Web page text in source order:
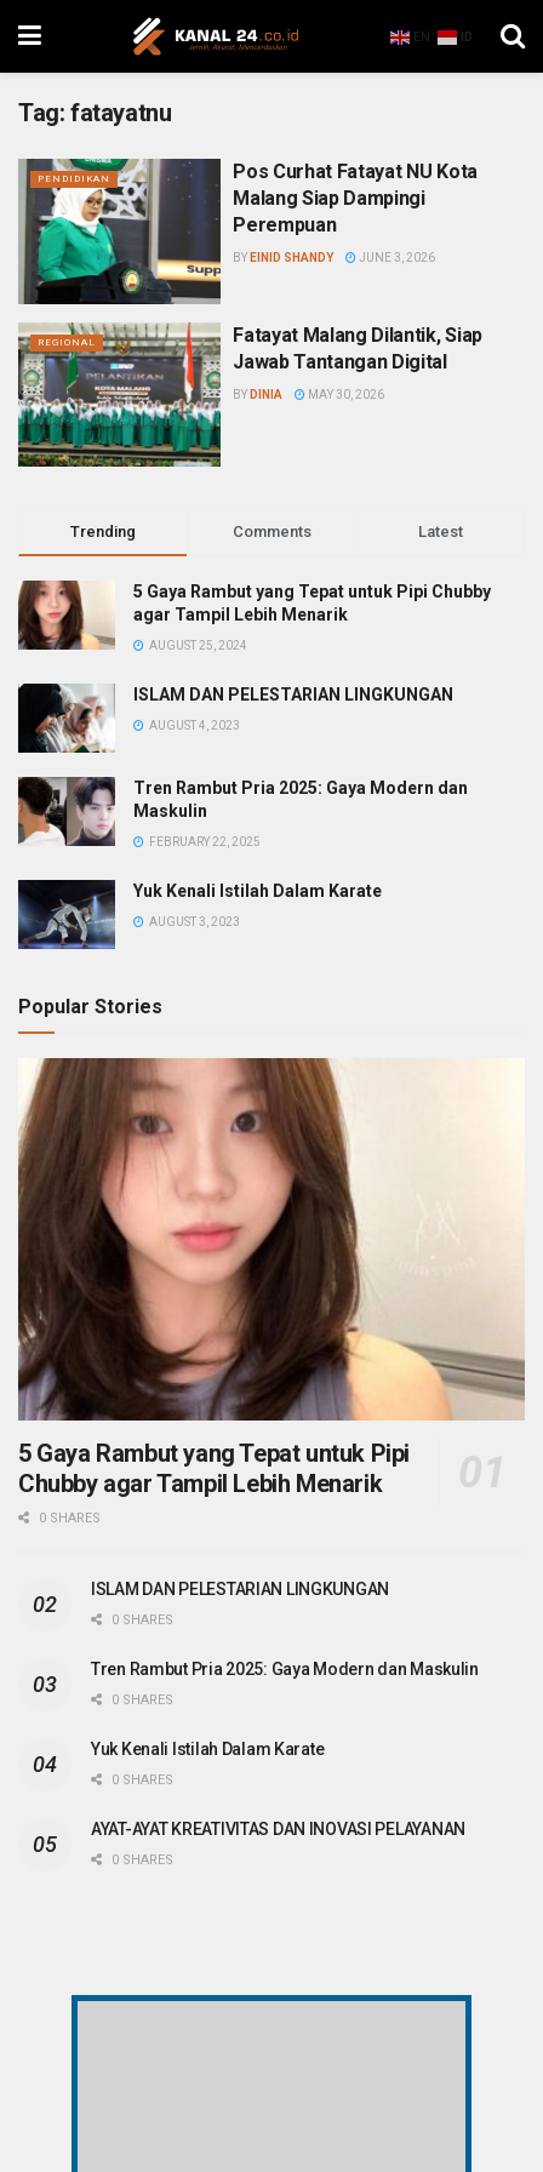
EN ID
Tag: fatayatnu
PENDIDIKAN
Pos Curhat Fatayat NU Kota
Malang Siap Dampingi
Perempuan
BY EINID SHANDY JUNE 3, 2026
REGIONAL
Fatayat Malang Dilantik, Siap
Jawab Tantangan Digital
BY DINIA MAY 30, 2026
Trending Comments Latest
5 Gaya Rambut yang Tepat untuk Pipi Chubby
agar Tampil Lebih Menarik
AUGUST 25, 2024
ISLAM DAN PELESTARIAN LINGKUNGAN
AUGUST 4, 2023
Tren Rambut Pria 2025: Gaya Modern dan
Maskulin
FEBRUARY 22, 2025
Yuk Kenali Istilah Dalam Karate
AUGUST 3, 2023
Popular Stories
5 Gaya Rambut yang Tepat untuk Pipi
Chubby agar Tampil Lebih Menarik
0 SHARES
ISLAM DAN PELESTARIAN LINGKUNGAN
0 SHARES
Tren Rambut Pria 2025: Gaya Modern dan Maskulin
0 SHARES
Yuk Kenali Istilah Dalam Karate
0 SHARES
AYAT-AYAT KREATIVITAS DAN INOVASI PELAYANAN
0 SHARES